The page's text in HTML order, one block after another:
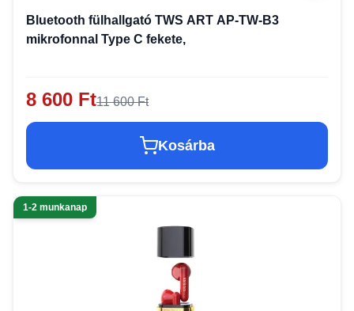
Bluetooth fülhallgató TWS ART AP-TW-B3
mikrofonnal Type C fekete,
8 600 Ft11 600 Ft
Kosárba
1-2 munkanap